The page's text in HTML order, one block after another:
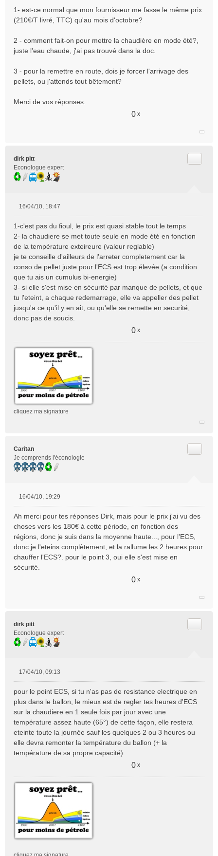
l
1- est-ce normal que mon fournisseur me fasse le même prix
(210€/T livré, TTC) qu'au mois d'octobre?
2 - comment fait-on pour mettre la chaudière en mode été?,
juste l'eau chaude, j'ai pas trouvé dans la doc.
3 - pour la remettre en route, dois je forcer l'arrivage des
pellets, ou j'attends tout bêtement?
Merci de vos réponses.
0 x
dirk pitt
Econologue expert
s
s
a
g
e
u
16/04/10, 18:47
1-c'est pas du fioul, le prix est quasi stable tout le temps
2- la chaudiere se met toute seule en mode été en fonction
de la température exteireure (valeur reglable)
je te conseille d'ailleurs de l'arreter completement car la
conso de pellet juste pour l'ECS est trop élevée (a condition
que tu ais un cumulus bi-energie)
3- si elle s'est mise en sécurité par manque de pellets, et que
tu l'eteint, a chaque redemarrage, elle va appeller des pellet
jusqu'a ce qu'il y en ait, ou qu'elle se remette en securité,
donc pas de soucis.
0 x
cliquez ma signature
Caritan
Je comprends l'éconologie
s
s
a
g
e
n
16/04/10, 19:29
Ah merci pour tes réponses Dirk, mais pour le prix j'ai vu des
choses vers les 180€ à cette période, en fonction des
régions, donc je suis dans la moyenne haute..., pour l'ECS,
donc je l'eteins complètement, et la rallume les 2 heures pour
chauffer l'ECS?. pour le point 3, oui elle s'est mise en
sécurité.
0 x
dirk pitt
Econologue expert
s
s
a
g
e
n
n
17/04/10, 09:13
pour le point ECS, si tu n'as pas de resistance electrique en
plus dans le ballon, le mieux est de regler tes heures d'ECS
sur la chaudiere en 1 seule fois par jour avec une
température assez haute (65°) de cette façon, elle restera
eteinte toute la journée sauf les quelques 2 ou 3 heures ou
elle devra remonter la température du ballon (+ la
température de sa propre capacité)
0 x